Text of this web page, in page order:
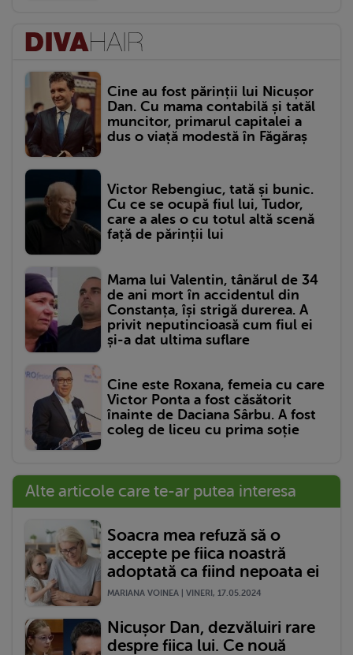
Cine au fost părinții lui Nicușor
Dan. Cu mama contabilă și tatăl
muncitor, primarul capitalei a
dus o viață modestă în Făgăraș
Victor Rebengiuc, tată și bunic.
Cu ce se ocupă fiul lui, Tudor,
care a ales o cu totul altă scenă
față de părinții lui
Mama lui Valentin, tânărul de 34
de ani mort în accidentul din
Constanța, își strigă durerea. A
privit neputincioasă cum fiul ei
și-a dat ultima suflare
Cine este Roxana, femeia cu care
Victor Ponta a fost căsătorit
înainte de Daciana Sârbu. A fost
coleg de liceu cu prima soție
Alte articole care te-ar putea interesa
Soacra mea refuză să o
accepte pe fiica noastră
adoptată ca fiind nepoata ei
MARIANA VOINEA | VINERI, 17.05.2024
Nicușor Dan, dezvăluiri rare
despre fiica lui. Ce nouă